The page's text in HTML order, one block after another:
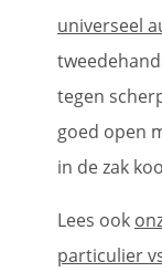
universeel
tegen
goed open
in de zak
Lees ook
particulier